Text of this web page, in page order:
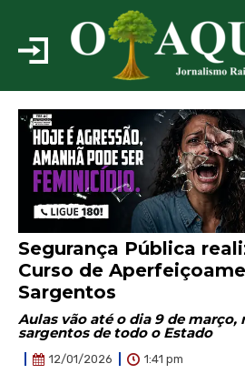
Segurança Pública
Curso de
Sargentos
Aulas vão até o dia 9 de março,
sargentos de todo o Estado
12/01/2026 1:41 pm